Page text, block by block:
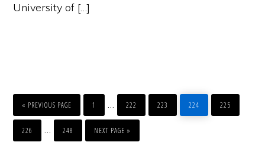
University of […]
« PREVIOUS PAGE
PAGE
1
…
PAGE
222
PAGE
223
PAGE
224
PAGE
225
PAGE
226
…
PAGE
248
NEXT PAGE »